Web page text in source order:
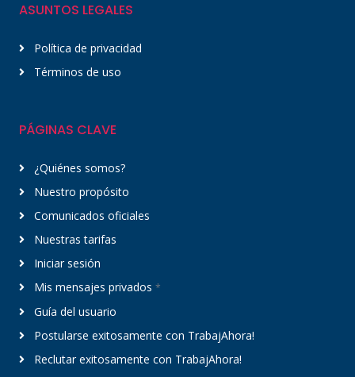
ASUNTOS LEGALES
Política de privacidad
Términos de uso
PÁGINAS CLAVE
¿Quiénes somos?
Nuestro propósito
Comunicados oficiales
Nuestras tarifas
Iniciar sesión
Mis mensajes privados *
Guía del usuario
Postularse exitosamente con TrabajAhora!
Reclutar exitosamente con TrabajAhora!